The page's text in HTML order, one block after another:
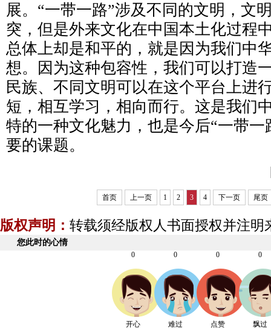
展。“一带一路”涉及不同的文明，文
突，但是外来文化在中国本土化过程
总体上却是和平的，就是因为我们中
想。因为这种包容性，我们可以打造
民族、不同文明可以在这个平台上进
短，相互学习，相向而行。这是我们
特的一种文化魅力，也是今后“一带一
要的课题。
首页 上一页 1 2 3 4 下一页 尾页
版权声明： 转载须经版权人书面授权并注明
您此时的心情
0
开心
0
难过
0
点赞
0
飘过